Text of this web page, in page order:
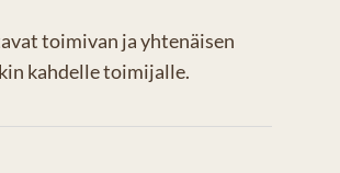
toimivan ja yhtenäisen
kahdelle toimijalle.